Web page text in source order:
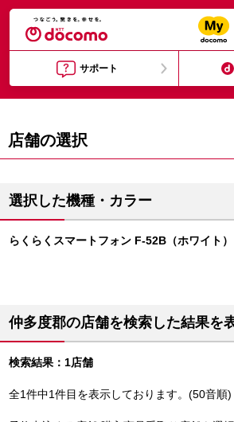
サポート
店舗の選択
選択した機種・カラー
らくらくスマートフォン F-52B（ホワイト）
仲多度郡の店舗を検索した結果を
検索結果：1店舗
全1件中1件目を表示しております。(50音順)